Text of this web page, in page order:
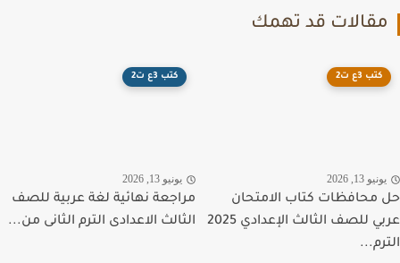
قد تهمك
كتب 3ع ت2
13, 2026
محافظات كتاب الامتحان
عربي للصف الثالث الإعدادي 2025
كتب 3ع ت2
يونيو 13, 2026
مراجعة نهائية لغة عربية للصف
الثالث الاعدادى الترم الثانى من...